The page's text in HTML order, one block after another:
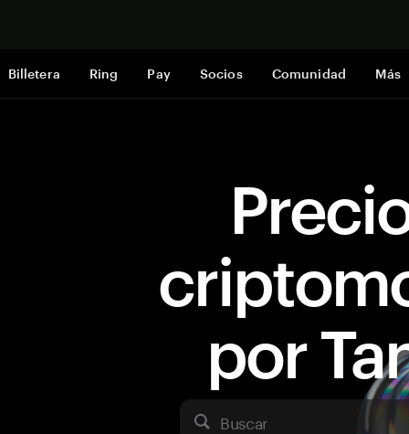
Billetera Ring Pay Socios Comunidad Más
por
Buscar